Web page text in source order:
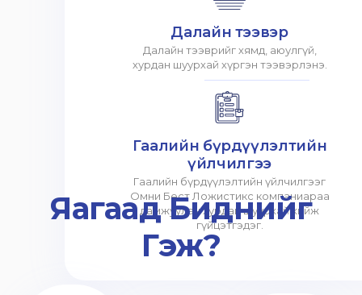
Далайн тээвэр
Далайн тээврийг хямд, аюулгүй,
хурдан шуурхай хүргэн тээвэрлэнэ.
Гаалийн бүрдүүлэлтийн
үйлчилгээ
Гаалийн бүрдүүлэлтийн үйлчилгээг
Омни Бест Ложистикс компаниараа
дамжуулан хурдан шуурхай хийж
гүйцэтгэдэг.
Яагаад Биднийг
Гэж?